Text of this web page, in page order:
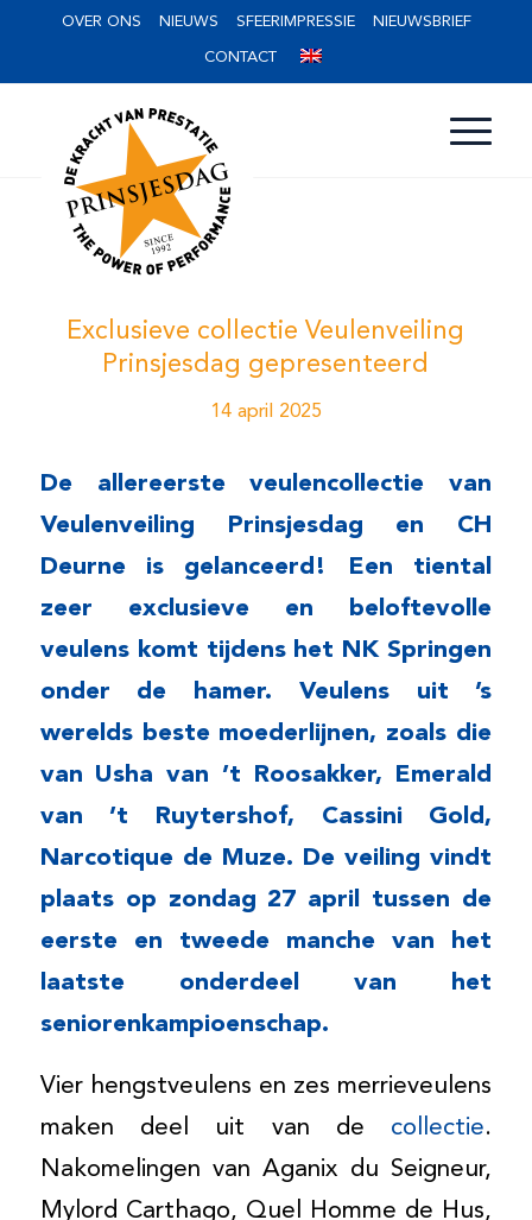
OVER ONS NIEUWS SFEERIMPRESSIE NIEUWSBRIEF
CONTACT
Exclusieve collectie Veulenveiling
Prinsjesdag gepresenteerd
14 april 2025
De allereersteveulencollectie van
Veulenveiling Prinsjesdag en CH
Deurne is gelanceerd! Een tiental
zeer exclusieve en beloftevolle
veulens komt tijdens het NK Springen
onder de hamer. Veulens uit ’s
werelds beste moederlijnen, zoals die
van Usha van ’t Roosakker, Emerald
van ’t Ruytershof, Cassini Gold,
Narcotique de Muze. De veiling vindt
plaats op zondag 27 april tussen de
eerste en tweede manche van het
laatste onderdeel van het
seniorenkampioenschap.
Vier hengstveulens en zes merrieveulens
maken deel uit van de collectie.
Nakomelingen van Aganix du Seigneur,
Mylord Carthago, Quel Homme de Hus,